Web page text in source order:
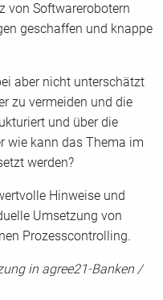
von Softwarerobotern
geschaffen und knappe
aber nicht unterschätzt
zu vermeiden und die
und über die
wie kann das Thema im
werden?
Hinweise und
Umsetzung von
Prozesscontrolling.
in agree21-Banken /